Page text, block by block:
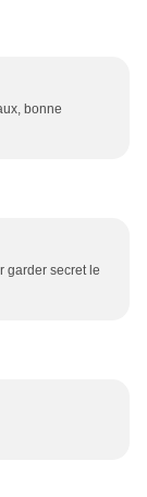
bonne
garder secret le